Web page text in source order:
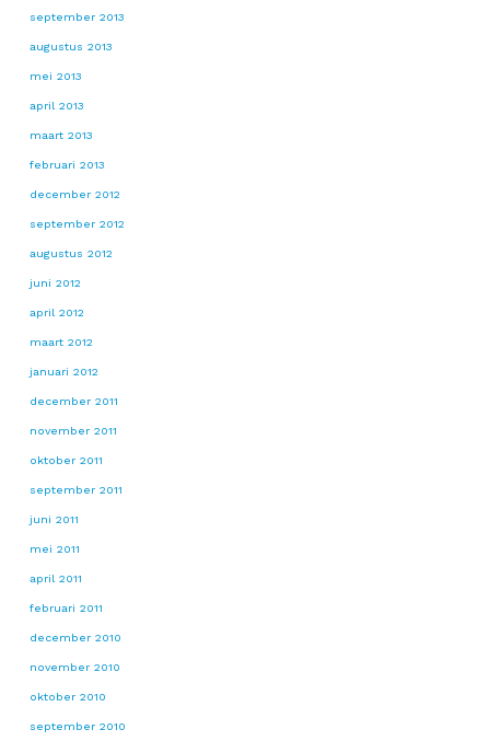
september 2013
augustus 2013
mei 2013
april 2013
maart 2013
februari 2013
december 2012
september 2012
augustus 2012
juni 2012
april 2012
maart 2012
januari 2012
december 2011
november 2011
oktober 2011
september 2011
juni 2011
mei 2011
april 2011
februari 2011
december 2010
november 2010
oktober 2010
september 2010